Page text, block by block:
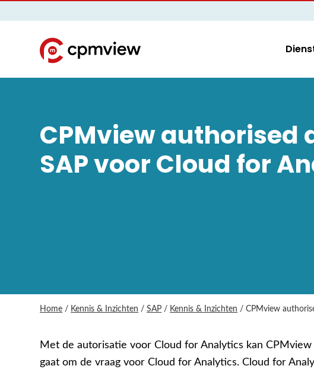
CPMview authorised
SAP voor Cloud for
Home / Kennis & Inzichten /SAP / Kennis & Inzichten /CPMview
Met de autorisatie voor Cloud for Analytics kan
gaat om de vraag voor Cloud for Analytics. Cloud for